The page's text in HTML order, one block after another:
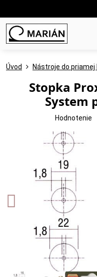
Úvod Nástroje do priamej
Stopka
System
Hodnotenie